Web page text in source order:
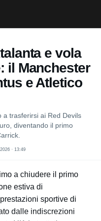
e vola
il Manchester
e Atletico
a trasferirsi ai Red Devils
diventando il primo
· 13:49
a chiudere il primo
estiva di
sportive di
dalle indiscrezioni